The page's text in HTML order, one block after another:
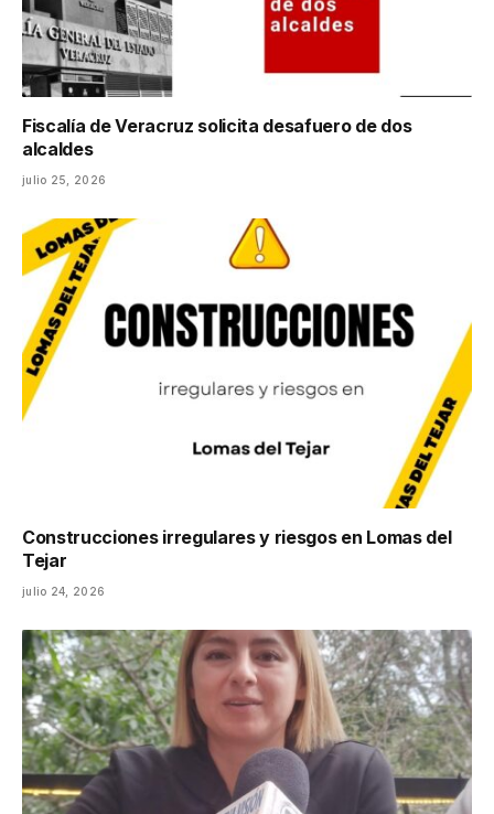
Fiscalía de Veracruz solicita desafuero de dos
alcaldes
julio 25, 2026
Construcciones irregulares y riesgos en Lomas del
Tejar
julio 24, 2026